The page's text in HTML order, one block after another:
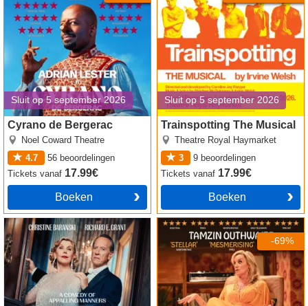
Sluit op 5 september 2026
Cyrano de Bergerac
Noel Coward Theatre
4.7
56 beoordelingen
Tickets vanaf 17.99€
Boeken
Sluit op 5 september 2026
Trainspotting The Musical
Theatre Royal Haymarket
3
9 beoordelingen
Ticketsvanaf 17.99€
Boeken
Hay Fever tickets
-69%
Abigail's Party tickets